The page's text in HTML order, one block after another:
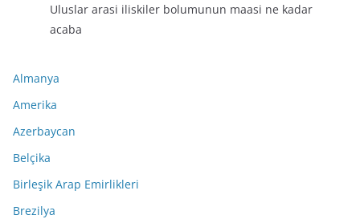
Uluslar arasi iliskiler bolumunun maasi ne kadar
acaba
Almanya
Amerika
Azerbaycan
Belçika
Birleşik Arap Emirlikleri
Brezilya